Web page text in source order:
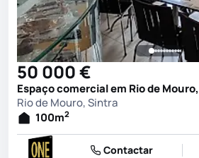
50 000 €
Espaço comercial em Rio de
Rio de Mouro, Sintra
100m2
Contactar